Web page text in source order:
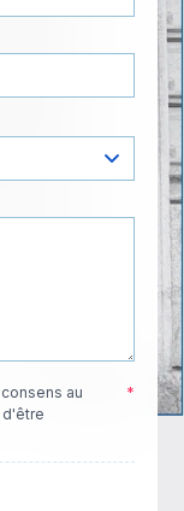
au
d'être
*